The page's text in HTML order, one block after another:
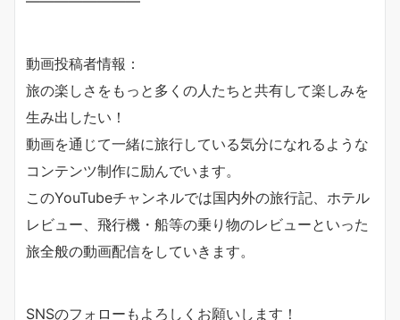
動画投稿者情報：
旅の楽しさをもっと多くの人たちと共有して楽しみを
生み出したい！
動画を通じて一緒に旅行している気分になれるような
コンテンツ制作に励んでいます。
このYouTubeチャンネルでは国内外の旅行記、ホテル
レビュー、飛行機・船等の乗り物のレビューといった
旅全般の動画配信をしていきます。
SNSのフォローもよろしくお願いします！